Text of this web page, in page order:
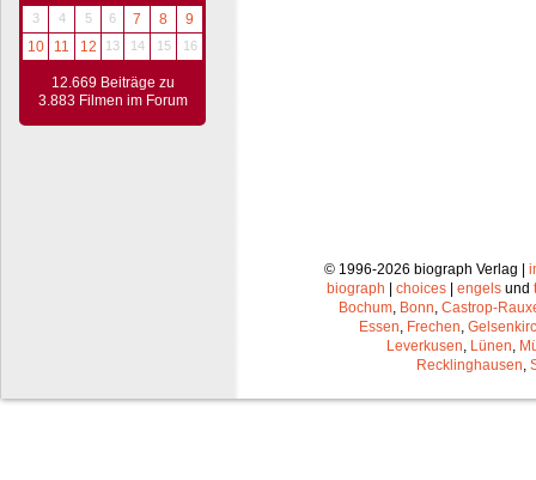
3
4 5 6 7 8
9
10
11 12 13 14 15 16
12.669 Beiträge zu
3.883 Filmen im Forum
© 1996-2026 biograph Verlag |
biograph
choices engels und
Bochum, Bonn, Castrop-
Essen, Frechen,
Leverkusen, Lünen,
Recklinghausen,